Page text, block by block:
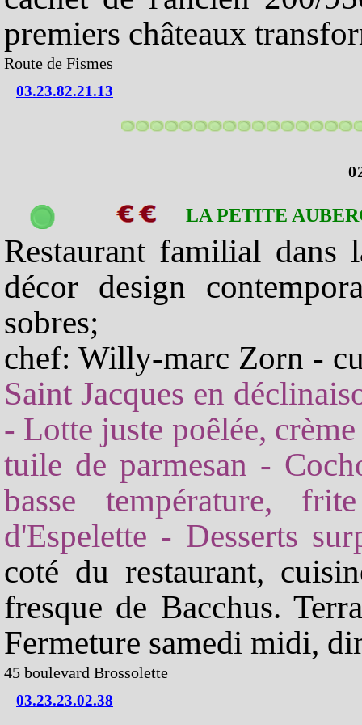
premiers châteaux
Route de Fismes
03.23.82.21.13
LA PETITE
Restaurant familial dans
décor design
sobres;
chef: Willy-marc Zorn -
Saint Jacques en
- Lotte juste poêlée,
tuile de parmesan -
basse température,
d'Espelette - Desserts
coté du restaurant,
fresque de Bacchus.
Fermeture samedi midi,
45 boulevard Brossolette
03.23.23.02.38